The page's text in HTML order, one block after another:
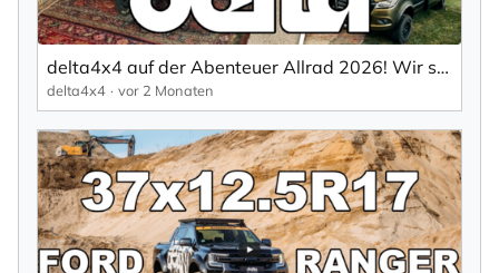
delta4x4 auf der Abenteuer Allrad 2026! Wir stellen euch unseren Messestand vor!
delta4x4 vor 2 Monaten